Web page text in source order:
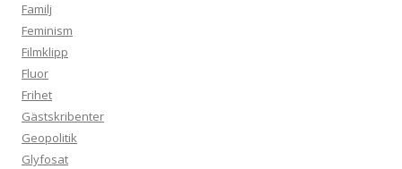
Familj
Feminism
Filmklipp
Fluor
Frihet
Gästskribenter
Geopolitik
Glyfosat